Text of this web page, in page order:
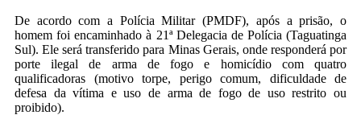
De acordo com a Polícia Militar (PMDF), após a prisão, o
homem foi encaminhado à 21ª Delegacia de Polícia (Taguatinga
Sul). Ele será transferido para Minas Gerais, onde responderá por
porte ilegal de arma de fogo e homicídio com quatro
qualificadoras (motivo torpe, perigo comum, dificuldade de
defesa da vítima e uso de arma de fogo de uso restrito ou
proibido).